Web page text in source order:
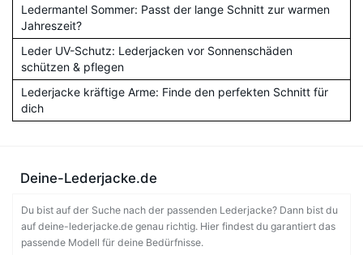
Ledermantel Sommer: Passt der lange Schnitt zur warmen
Jahreszeit?
Leder UV-Schutz: Lederjacken vor Sonnenschäden
schützen & pflegen
Lederjacke kräftige Arme: Finde den perfekten Schnitt für
dich
Deine-Lederjacke.de
Du bist auf der Suche nach der passenden Lederjacke? Dann bist du
auf deine-lederjacke.de genau richtig. Hier findest du garantiert das
passende Modell für deine Bedürfnisse.